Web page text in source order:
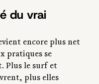
du vrai
encore plus net
pratiques se
Plus le surf et
plus elles